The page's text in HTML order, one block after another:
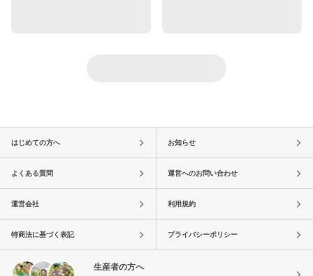
はじめての方へ お知らせ
よくある質問 運営へのお問い合わせ
運営会社 利用規約
特商法に基づく表記 プライバシーポリシー
生産者の方へ